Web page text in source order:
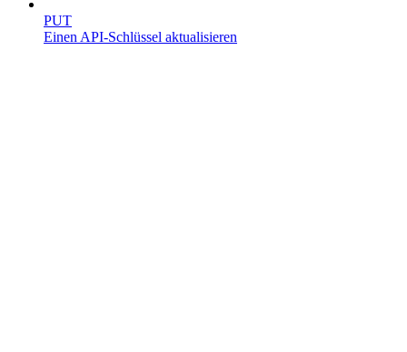
PUT
Einen API-Schlüssel aktualisieren